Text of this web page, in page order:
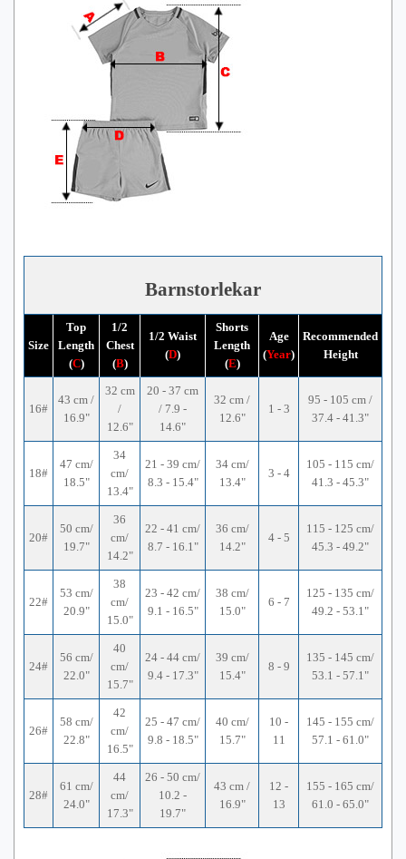
Barnstorlekar
Size
Top
Length
(C)
1/2
Chest
(B)
1/2 Waist
(D)
Shorts
Length
(E)
Age
(Year)
Recommended
Height
16#
43 cm /
16.9"
32 cm
/
12.6"
20 - 37 cm
/ 7.9 -
14.6"
32 cm /
12.6"
1 - 3
95 - 105 cm /
37.4 - 41.3"
18#
47 cm/
18.5"
34
cm/
13.4"
21 - 39 cm/
8.3 - 15.4"
34 cm/
13.4"
3 - 4
105 - 115 cm/
41.3 - 45.3"
20#
50 cm/
19.7"
36
cm/
14.2"
22 - 41 cm/
8.7 - 16.1"
36 cm/
14.2"
4 - 5
115 - 125 cm/
45.3 - 49.2"
22#
53 cm/
20.9"
38
cm/
15.0"
23 - 42 cm/
9.1 - 16.5"
38 cm/
15.0"
6 - 7
125 - 135 cm/
49.2 - 53.1"
24#
56 cm/
22.0"
40
cm/
15.7"
24 - 44 cm/
9.4 - 17.3"
39 cm/
15.4"
8 - 9
135 - 145 cm/
53.1 - 57.1"
26#
58 cm/
22.8"
42
cm/
16.5"
25 - 47 cm/
9.8 - 18.5"
40 cm/
15.7"
10 -
11
145 - 155 cm/
57.1 - 61.0"
28#
61 cm/
24.0"
44
cm/
17.3"
26 - 50 cm/
10.2 -
19.7"
43 cm /
16.9"
12 -
13
155 - 165 cm/
61.0 - 65.0"